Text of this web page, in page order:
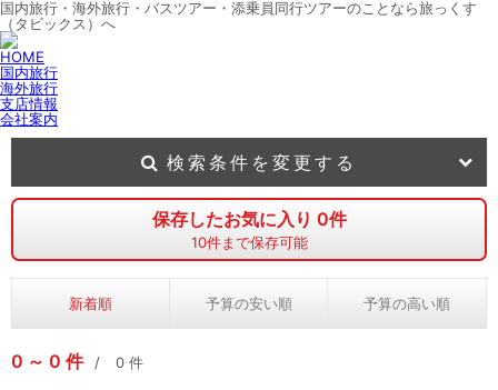
国内旅行・海外旅行・バスツアー・添乗員同行ツアーのことなら旅っくす
（タビックス）へ
HOME
国内旅行
海外旅行
支店情報
会社案内
保存したお気に入り 0件
10件まで保存可能
新着順 予算の安い順 予算の高い順
0 0 件 0 件
検索条件を変更する